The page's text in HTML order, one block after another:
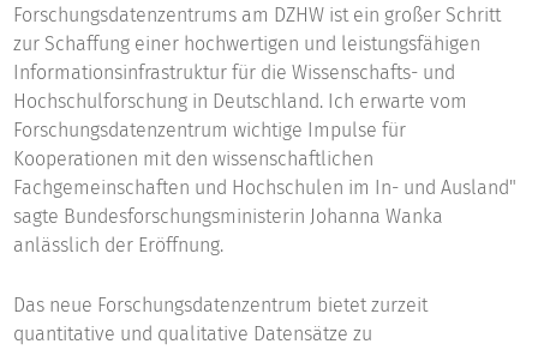
Forschungsdatenzentrums am DZHW ist ein großer Schritt
zur Schaffung einer hochwertigen und leistungsfähigen
Informationsinfrastruktur für die Wissenschafts- und
Hochschulforschung in Deutschland. Ich erwarte vom
Forschungsdatenzentrum wichtige Impulse für
Kooperationen mit den wissenschaftlichen
Fachgemeinschaften und Hochschulen im In- und Ausland"
sagte Bundesforschungsministerin Johanna Wanka
anlässlich der Eröffnung.
Das neue Forschungsdatenzentrum bietet zurzeit
quantitative und qualitative Datensätze zu